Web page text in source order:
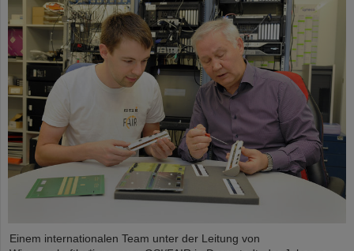
Einem internationalen Team unter der Leitung von